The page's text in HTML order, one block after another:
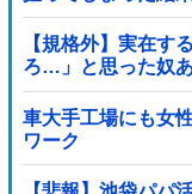
【規格外】実在す
ろ…」と思った奴
車大手工場にも女
ワーク